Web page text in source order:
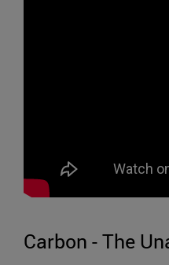
Carbon - The